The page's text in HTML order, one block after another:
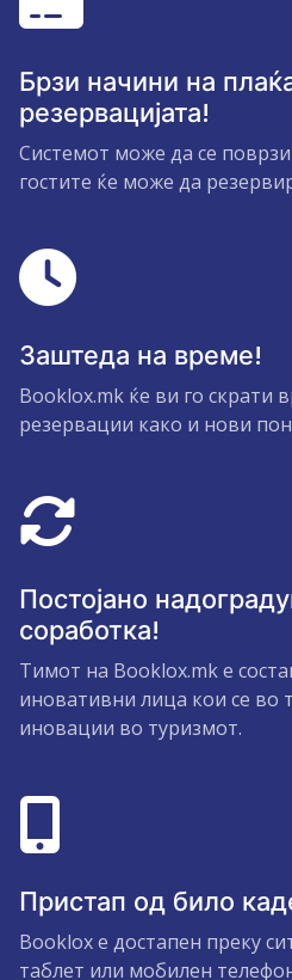
Брзи начини на
резервацијата!
Системот може да се поврзи
гостите ќе може да
Заштеда на време!
Booklox.mk ќе ви го скрати
резервации како и нови
Постојано
соработка!
Тимот на Booklox.mk е
иновативни лица кои се во
иновации во туризмот.
Пристап од било
Booklox е достапен преку
таблет или мобилен